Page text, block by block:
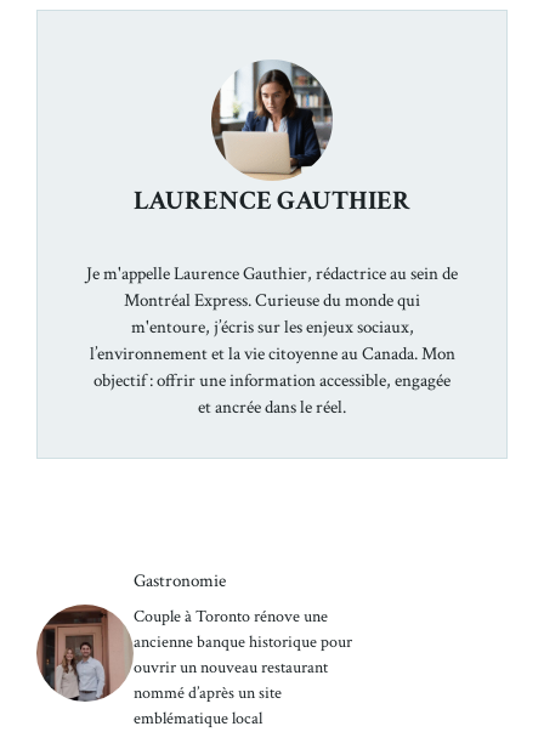
LAURENCE GAUTHIER
Je m'appelle Laurence Gauthier, rédactrice au sein de
Montréal Express. Curieuse du monde qui
m'entoure, j’écris sur les enjeux sociaux,
l’environnement et la vie citoyenne au Canada. Mon
objectif : offrir une information accessible, engagée
et ancrée dans le réel.
Gastronomie
Couple à Toronto rénove une
ancienne banque historique pour
ouvrir un nouveau restaurant
nommé d’après un site
emblématique local